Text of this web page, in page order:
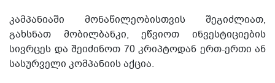
კამპანიაში მონაწილეობისთვის შეგიძლიათ,
გახსნათ მობილბანკი, ეწვიოთ ინვესტიციების
სივრცეს და შეიძინოთ 70 კრიპტოდან ერთ-ერთი ან
სასურველი კომპანიის აქცია.